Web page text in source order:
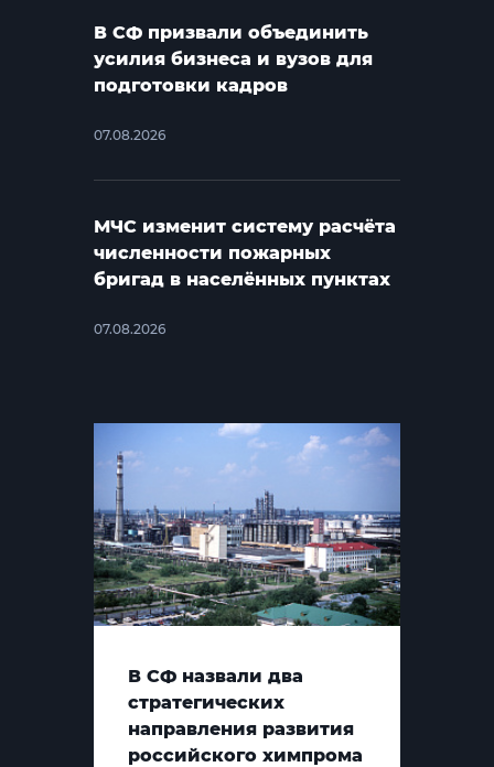
В СФ призвали объединить
усилия бизнеса и вузов для
подготовки кадров
07.08.2026
МЧС изменит систему расчёта
численности пожарных
бригад в населённых пунктах
07.08.2026
В СФ назвали два
стратегических
направления развития
российского химпрома